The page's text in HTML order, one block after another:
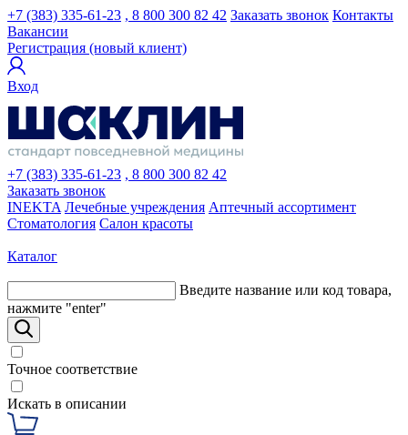
+7 (383) 335-61-23 , 8 800 300 82 42 Заказать звонок Контакты
Вакансии
Регистрация (новый клиент)
Вход
+7 (383) 335-61-23 , 8 800 300 82 42
Заказать звонок
INEKTA Лечебные учреждения Аптечный ассортимент
Стоматология Салон красоты
Каталог
Введите название или код товара,
нажмите "enter"
Точное соответствие
Искать в описании